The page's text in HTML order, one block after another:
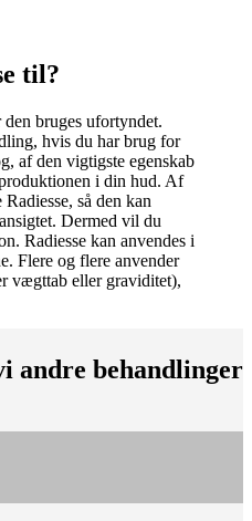
til?
bruges ufortyndet.
hvis du har brug for
af den vigtigste egenskab
i din hud. Af
så den kan
Dermed vil du
Radiesse kan anvendes i
Flere og flere anvender
vægttab eller graviditet),
andre behandlinger